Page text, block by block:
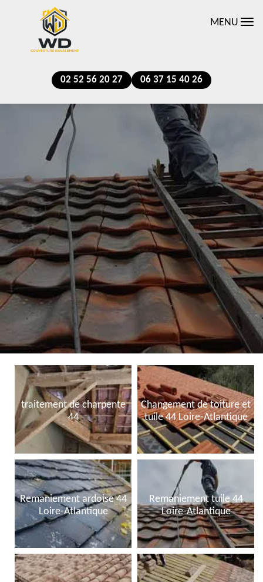
MENU
02 52 56 20 27 06 37 15 40 26
traitement de charpente
44
Changement de toiture et
tuile 44 Loire-Atlantique
Remaniement ardoise 44
Loire-Atlantique
Remaniement tuile 44
Loire-Atlantique